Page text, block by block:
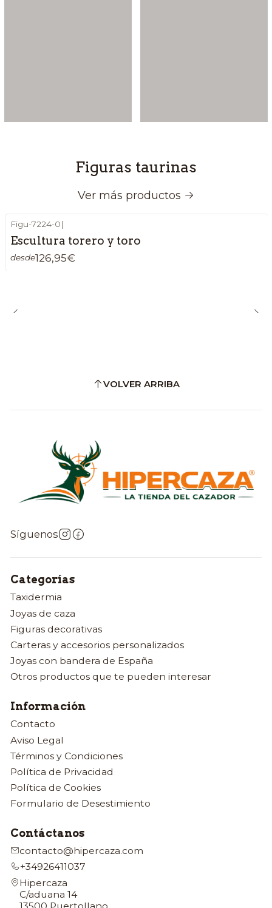
Figuras taurinas
Ver más productos
Figu-7224-0|
Escultura torero y toro
desde126,95€
VOLVER ARRIBA
Síguenos
Categorías
Taxidermia
Joyas de caza
Figuras decorativas
Carteras y accesorios personalizados
Joyas con bandera de España
Otros productos que te pueden interesar
Información
Contacto
Aviso Legal
Términos y Condiciones
Política de Privacidad
Política de Cookies
Formulario de Desestimiento
Contáctanos
contacto@hipercaza.com
+34926411037
Hipercaza
C/aduana 14
13500 Puertollano